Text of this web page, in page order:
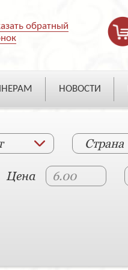
обратный
НОВОСТИ
Страна
Цена